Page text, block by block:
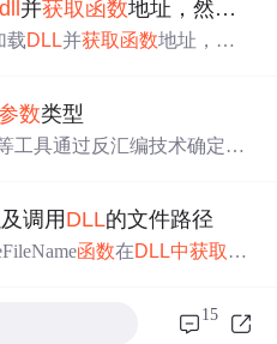
dll并获取函数地址，然后赋值给
载DLL并获取函数地址，赋
据错误和程序崩溃等，强调
数 类型匹配。
数类型
工具通过反汇编技术确定DL
调用DLL的文件路径
函数在DLL中获取 DL
15